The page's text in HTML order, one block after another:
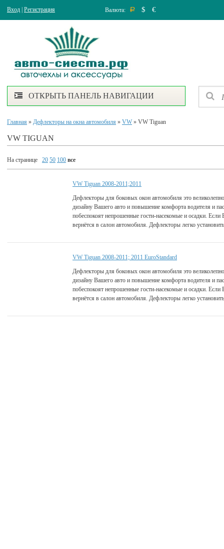
Вход Регистрация Валюта: Р $ €
ОТКРЫТЬ ПАНЕЛЬ НАВИГАЦИИ
Главная » Дефлекторы на окна автомобиля » VW » VW Tiguan
VW TIGUAN
На странице 20 50 100 все
VW Tiguan 2008-2011;2011
Дефлекторы для боковых окон автомобиля это
дизайну Вашего авто и повышение комфорта водителя и
побеспокоят непрошенные гости-насекомые и осадки.
вернётся в салон автомобиля. Дефлекторы легко
VW Tiguan 2008-2011; 2011 EuroStandard
Дефлекторы для боковых окон автомобиля это
дизайну Вашего авто и повышение комфорта водителя и
побеспокоят непрошенные гости-насекомые и осадки.
вернётся в салон автомобиля. Дефлекторы легко